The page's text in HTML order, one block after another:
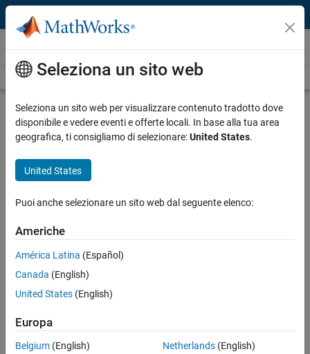
Vai al contenuto
Video
Videos Home Search
Play
Description
Moog India Technology Centre
Verifies and Validates Lateral Flight
Control Electronics
Published: 10 Nov 2014
Related Resources
Feedback
UP NEXT
Seleziona un sito web
Seleziona un sito web per visualizzare contenuto tradotto dove
disponibile e vedere eventi e offerte locali. In base alla tua area
geografica, ti consigliamo di selezionare:United States.
United States
Puoi anche selezionare un sito web dal seguente elenco:
Americhe
América Latina (Español)
Canada (English)
United States (English)
Europa
Belgium (English)
Netherlands(English)